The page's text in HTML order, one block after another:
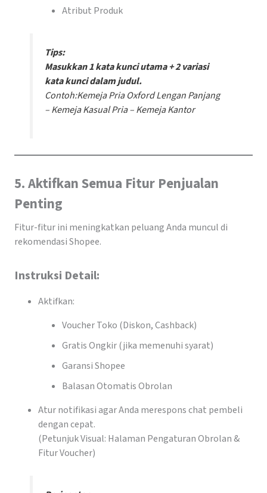
Atribut Produk
Tips:
Masukkan 1 kata kunci utama + 2 variasi
kata kunci dalam judul.
Contoh:Kemeja Pria Oxford Lengan Panjang
– Kemeja Kasual Pria – Kemeja Kantor
5. Aktifkan Semua Fitur Penjualan
Penting
Fitur-fitur ini meningkatkan peluang Anda muncul di
rekomendasi Shopee.
Instruksi Detail:
Aktifkan:
Voucher Toko (Diskon, Cashback)
Gratis Ongkir (jika memenuhi syarat)
Garansi Shopee
Balasan Otomatis Obrolan
Atur notifikasi agar Anda merespons chat pembeli
dengan cepat.
(Petunjuk Visual: Halaman Pengaturan Obrolan &
Fitur Voucher)